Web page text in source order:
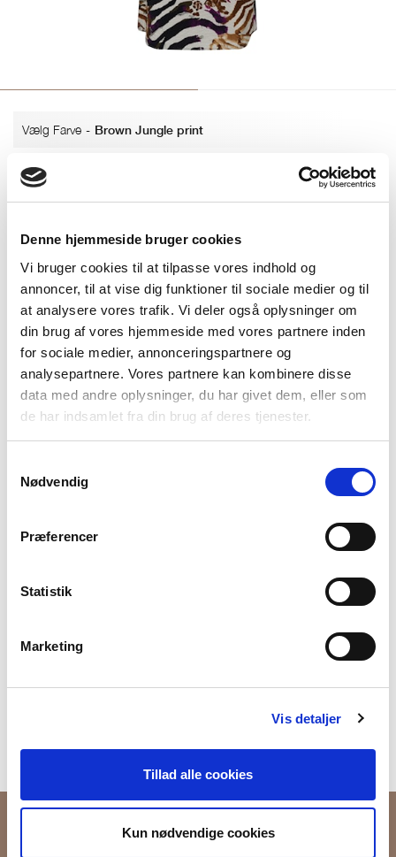
Denne hjemmeside bruger cookies
Vi bruger cookies til at tilpasse vores indhold og
annoncer, til at vise dig funktioner til sociale medier og til
at analysere vores trafik. Vi deler også oplysninger om
din brug af vores hjemmeside med vores partnere inden
for sociale medier, annonceringspartnere og
analysepartnere. Vores partnere kan kombinere disse
data med andre oplysninger, du har givet dem, eller som
de har indsamlet fra din brug af deres tjenester.
Nødvendig
Præferencer
Statistik
Marketing
Vis detaljer
Tillad alle cookies
Kun nødvendige cookies
Vælg Farve - Brown Jungle print
Brown Jungle print Blue Jungle print
Vælg Størrelse
34 36 40 42 44 46 48
På lager
Produktnummer